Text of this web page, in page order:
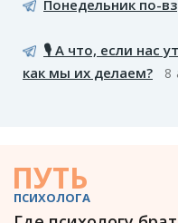
Понедельник по-
🎙️ А что, если нас
как мы их делаем?
8
ПУТЬ
ПСИХОЛОГА